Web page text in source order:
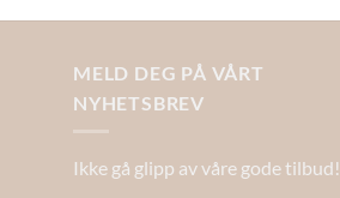
MELD DEG PÅ VÅRT
NYHETSBREV
Ikke gå glipp av våre gode tilbud!